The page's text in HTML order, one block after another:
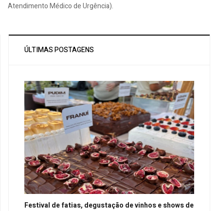
Atendimento Médico de Urgência).
ÚLTIMAS POSTAGENS
Festival de fatias, degustação de vinhos e shows de